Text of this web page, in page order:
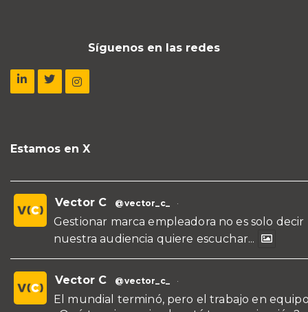
Síguenos en las redes
Estamos en X
Vector C @vector_c_ ·
Gestionar marca empleadora no es solo
nuestra audiencia quiere escuchar...
Vector C @vector_c_ ·
El mundial terminó, pero el trabajo en